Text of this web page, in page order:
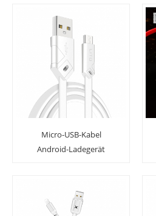
Micro-USB-Kabel
Android-Ladegerät